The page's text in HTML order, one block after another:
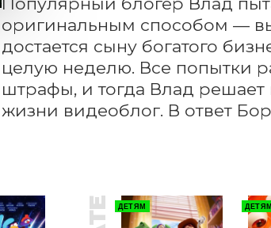
оригинальным способом —
достается сыну богатого
целую неделю. Все попытки
штрафы, и тогда Влад решает
жизни видеоблог. В ответ
ДЕТЯМ ДЕТЯМ